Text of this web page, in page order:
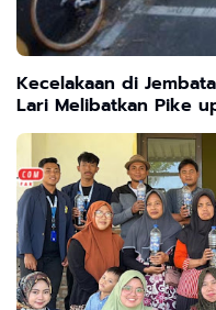
Kecelakaan di
Lari Melibatkan Pike